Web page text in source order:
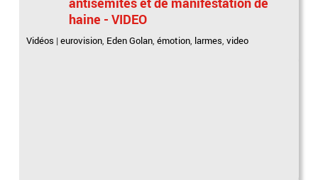
haine - VIDEO
Vidéos |eurovision, Eden Golan,émotion, larmes,video